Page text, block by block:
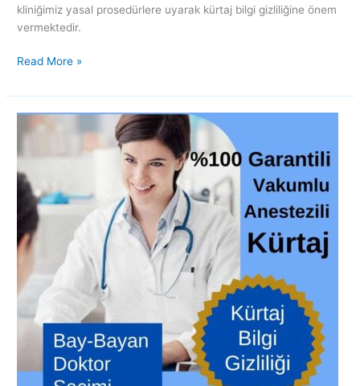
kliniğimiz yasal prosedürlere uyarak kürtaj bilgi gizliliğine önem
vermektedir.
Read More »
Kürtaj
fiyatları
Üsküdar